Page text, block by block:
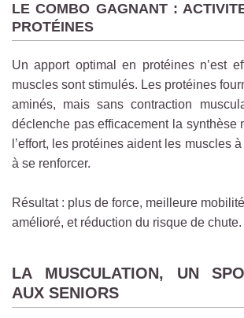
LE COMBO GAGNANT :
PROTÉINES
Un apport optimal en protéines n’est
muscles sont stimulés. Les protéines
aminés, mais sans contraction
déclenche pas efficacement la synthèse
l’effort, les protéines aident les muscles
à se renforcer.
Résultat : plus de force, meilleure
amélioré, et réduction du risque de chute.
LA MUSCULATION, UN
AUX SENIORS